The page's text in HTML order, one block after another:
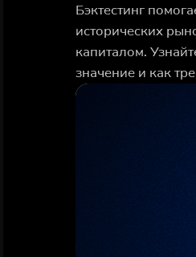
Бэктестинг
исторических
капиталом.
значение и как